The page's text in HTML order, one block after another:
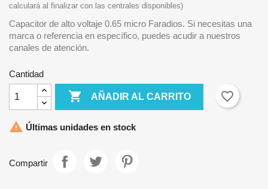
calculará al finalizar con las centrales disponibles)
Capacitor de alto voltaje 0.65 micro Faradios. Si necesitas una
marca o referencia en específico, puedes acudir a nuestros
canales de atención.
Cantidad
 AÑADIR AL CARRITO favorite_border
 Últimas unidades en stock
Compartir